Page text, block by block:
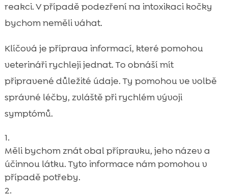
reakci. V případě podezření na intoxikaci kočky
bychom neměli váhat.
Klíčová je příprava informací, které pomohou
veterináři rychleji jednat. To obnáší mít
připravené důležité údaje. Ty pomohou ve volbě
správné léčby, zvláště při rychlém vývoji
symptómů.
Měli bychom znát obal přípravku, jeho název a
účinnou látku. Tyto informace nám pomohou v
případě potřeby.